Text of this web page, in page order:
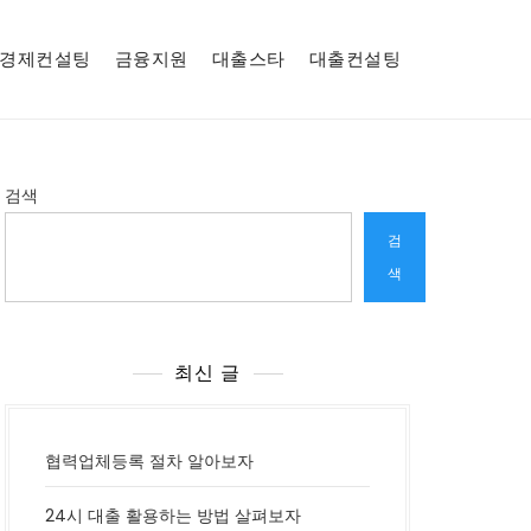
경제컨설팅 금융지원 대출스타 대출컨설팅
검색
검
색
최신 글
협력업체등록 절차 알아보자
24시 대출 활용하는 방법 살펴보자